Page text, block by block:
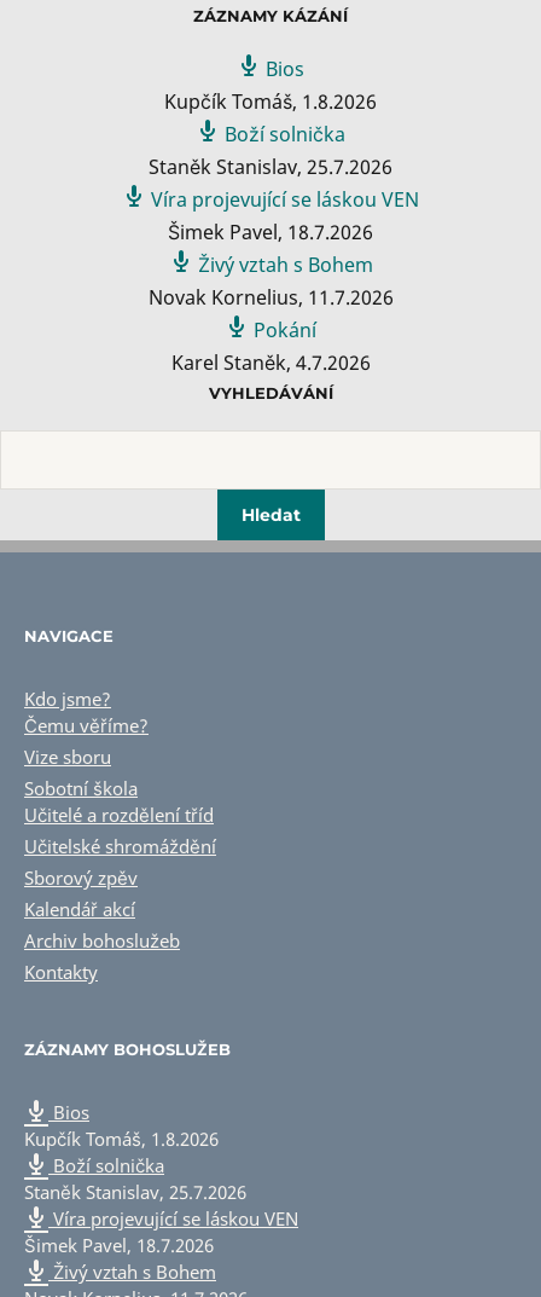
ZÁZNAMY KÁZÁNÍ
Bios
Kupčík Tomáš, 1.8.2026
Boží solnička
Staněk Stanislav, 25.7.2026
Víra projevující se láskou VEN
Šimek Pavel, 18.7.2026
Živý vztah s Bohem
Novak Kornelius, 11.7.2026
Pokání
Karel Staněk, 4.7.2026
VYHLEDÁVÁNÍ
NAVIGACE
Kdo jsme?
Čemu věříme?
Vize sboru
Sobotní škola
Učitelé a rozdělení tříd
Učitelské shromáždění
Sborový zpěv
Kalendář akcí
Archiv bohoslužeb
Kontakty
ZÁZNAMY BOHOSLUŽEB
Bios
Kupčík Tomáš, 1.8.2026
Boží solnička
Staněk Stanislav, 25.7.2026
Víra projevující se láskou VEN
Šimek Pavel, 18.7.2026
Živý vztah s Bohem